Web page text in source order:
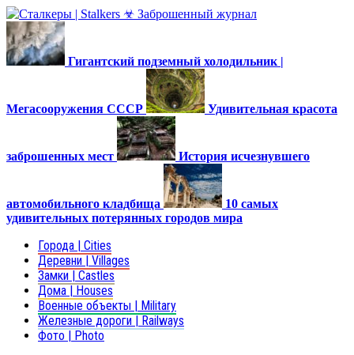
Гигантский подземный холодильник |
Мегасооружения СССР Удивительная красота
заброшенных мест История исчезнувшего
автомобильного кладбища
10 самых
удивительных потерянных городов мира
Города | Cities
Деревни | Villages
Замки | Castles
Дома | Houses
Военные объекты | Military
Железные дороги | Railways
Фото | Photo